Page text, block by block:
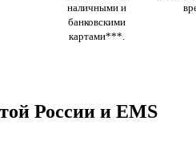
наличными и
банковскими
картами***.
России и EMS